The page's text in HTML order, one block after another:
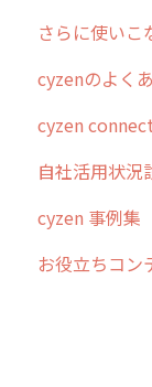
3. cyzenの
4. cyzen利
5. 基本的
6. 基本的
7. 初心者
8. 用語集
行動管理
予定管理
スポット
ステータス
報告書・行
勤怠管理
ホーム画面
スポット
報告閲覧
予定
日報
履歴
行動管理
勤怠管理
予定管理
スポット
ステータス
報告書・
さらに使いこ
はじめに
スポット・
交通費自動
安全走行支
写真管理・
cyzenのよく
ログインに
グループ・
GPS・位置
ルート自動
cyzen connect
自社活用状況
cyzen 事例集
お役立ちコン